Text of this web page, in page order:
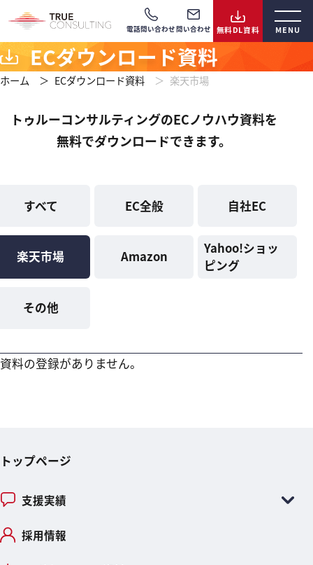
電話問い合わせ問い合わせ
ECダウンロード資料
ホーム ECダウンロード資料 楽天市場
トゥルーコンサルティングのECノウハウ資料を
無料でダウンロードできます。
すべて EC全般 自社EC
楽天市場 Amazon
Yahoo!ショッ
ピング
その他
資料の登録がありません。
トップページ
支援実績
採用情報